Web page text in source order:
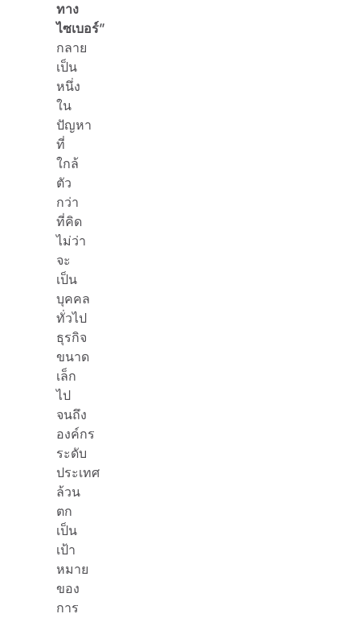
ทาง
ไซเบอร์”
กลาย
เป็น
หนึ่ง
ใน
ปัญหา
ที่
ใกล้
ตัว
กว่า
ที่คิด
ไม่ว่า
จะ
เป็น
บุคคล
ทั่วไป
ธุรกิจ
ขนาด
เล็ก
ไป
จนถึง
องค์กร
ระดับ
ประเทศ
ล้วน
ตก
เป็น
เป้า
หมาย
ของ
การ